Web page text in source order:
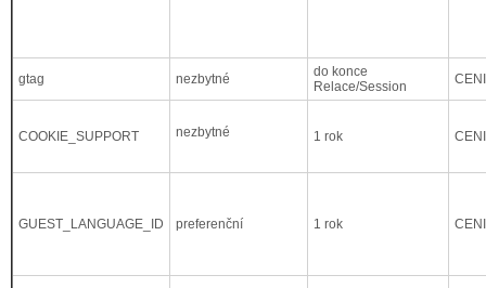
gtag nezbytné
do konce
Relace/Session
COOKIE_SUPPORT nezbytné 1 rok
GUEST_LANGUAGE_ID preferenční 1 rok